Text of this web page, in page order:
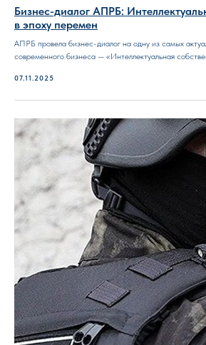
Бизнес-диалог АПРБ:
в эпоху перемен
АПРБ провела бизнес-диалог на одну из самых
современного бизнеса — «Интеллектуальная
07.11.2025